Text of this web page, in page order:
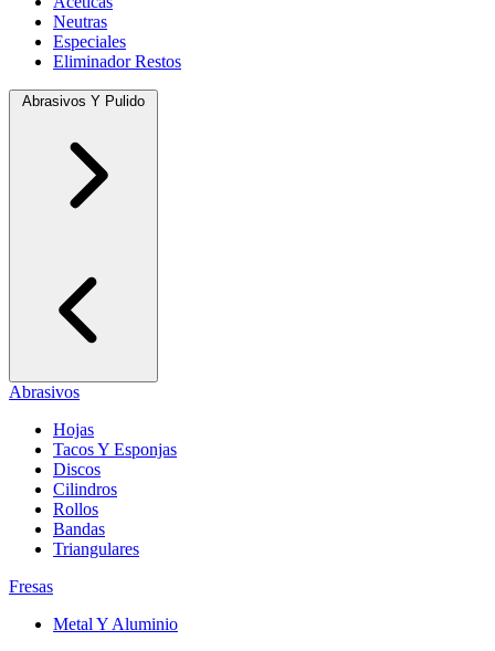
Neutras
Especiales
Eliminador Restos
Abrasivos Y Pulido
Abrasivos
Hojas
Tacos Y Esponjas
Discos
Cilindros
Rollos
Bandas
Triangulares
Fresas
Metal Y Aluminio